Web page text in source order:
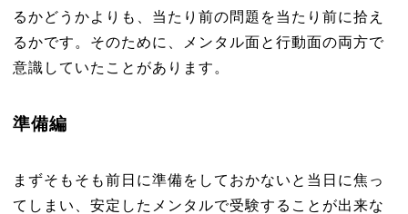
るかどうかよりも、当たり前の問題を当たり前に拾え
るかです。そのために、メンタル面と行動面の両方で
意識していたことがあります。
準備編
まずそもそも前日に準備をしておかないと当日に焦っ
てしまい、安定したメンタルで受験することが出来な